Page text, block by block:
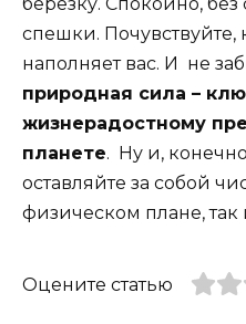
березку. Спокойно,
спешки. Почувствуйте,
наполняет вас. И не
природная сила –
жизнерадостному
планете. Ну и,
оставляйте за собой
физическом плане, так
Оцените статью